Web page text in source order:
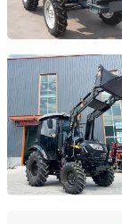
Yantai Lansu
Ltd.
Shandong,